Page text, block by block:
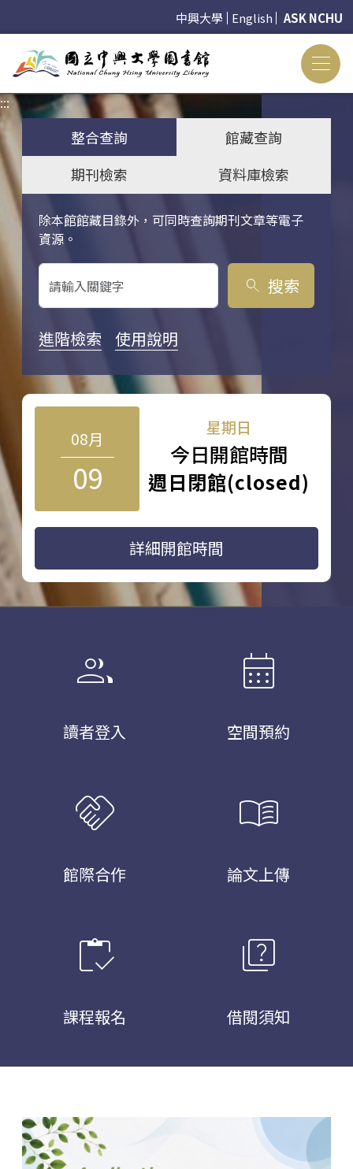
中興大學 English ASK NCHU
:::
整合查詢
館藏查詢
期刊檢索
資料庫檢索
除本館館藏目錄外，可同時查詢期刊文章等電子
資源。
關鍵字搜尋
search 搜索
進階檢索 使用說明
08月
09
星期日
今日開館時間
週日閉館(closed)
詳細開館時間
group
讀者登入
calendar_month
空間預約
handshake
館際合作
menu_book
論文上傳
inventory
課程報名
quiz
借閱須知